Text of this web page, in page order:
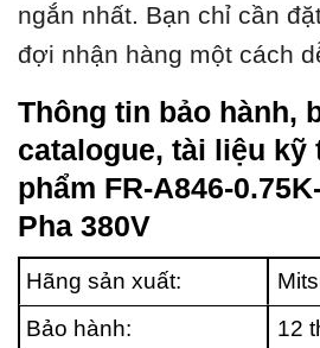
ngắn nhất. Bạn chỉ cần
đợi nhận hàng một cách
Thông tin bảo hành,
catalogue, tài liệu kỹ
phẩm FR-A846-
Pha 380V
Hãng sản xuất:
Bảo hành:
12